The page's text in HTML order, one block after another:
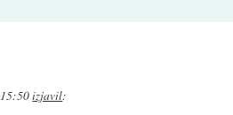
izjavil: